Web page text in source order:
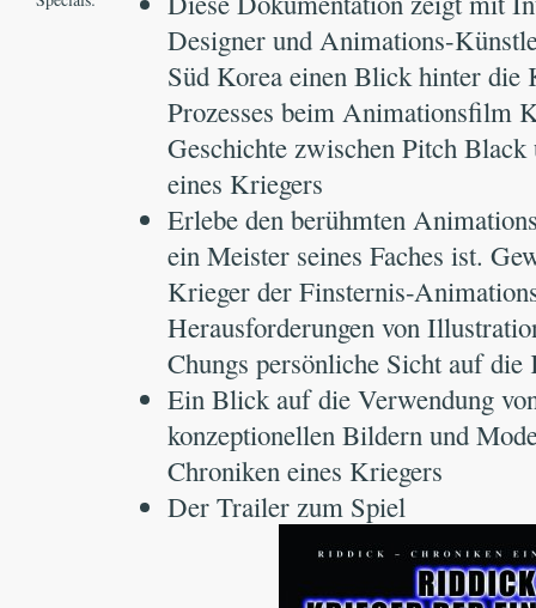
Designer und Animations-
Süd Korea einen Blick hinter die
Prozesses beim Animationsfilm
Geschichte zwischen Pitch
eines Kriegers
Erlebe den berühmten
ein Meister seines Faches ist.
Krieger der Finsternis-
Herausforderungen von
Chungs persönliche Sicht auf
Ein Blick auf die Verwendung
konzeptionellen Bildern und
Chroniken eines Kriegers
Der Trailer zum Spiel